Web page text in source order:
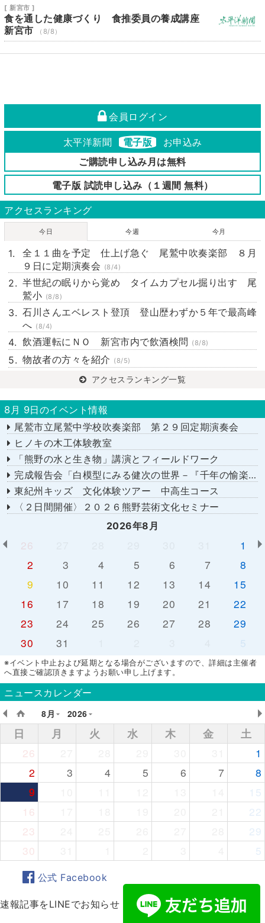
[ 新宮市 ]
食を通した健康づくり 食推委員の養成講座
新宮市
（8/8）
会員ログイン
太平洋新聞 電子版
お申込み
ご購読申し込み月は無料
電子版 試読申し込み（１週間 無料）
アクセスランキング
今日 今週 今月
全１１曲を予定 仕上げ急ぐ 尾鷲中吹奏楽部 ８月
９日に定期演奏会 (8/4)
半世紀の眠りから覚め タイムカプセル掘り出す 尾
鷲小 (8/8)
石川さんエベレスト登頂 登山歴わずか５年で最高峰
へ (8/4)
飲酒運転にＮＯ 新宮市内で飲酒検問 (8/8)
物故者の方々を紹介 (8/5)
アクセスランキング一覧
8月 9日のイベント情報
尾鷲市立尾鷲中学校吹奏楽部 第２９回定期演奏会
ヒノキの木工体験教室
「熊野の水と生き物」講演とフィールドワーク
完成報告会「白模型にみる健次の世界－『千年の愉楽』『奇蹟』より－」
東紀州キッズ 文化体験ツアー 中高生コース
〈２日間開催〉２０２６熊野芸術文化セミナー
2026年8月
26
1
2
3 4 5 6 7
8
9
10 11 12 13 14
15
16
17 18 19 20 21
22
23
24 25 26 27 28
29
30
31 5
※イベント中止および延期となる場合がございますので、詳細は主催者
へ直接ご確認頂きますようお願い申し上げます。
ニュースカレンダー
8月
2026
日 月 火 水 木 金
土
26
1
2
3 4 5 6 7
8
9
15
16
22
23
29
30
5
公式 Facebook
速報記事をLINEでお知らせ